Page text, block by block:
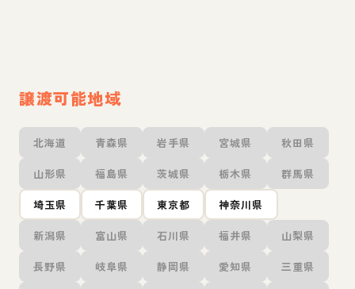
譲渡可能地域
北海道 青森県 岩手県 宮城県 秋田県
山形県 福島県 茨城県 栃木県 群馬県
埼玉県 千葉県 東京都 神奈川県
新潟県 富山県 石川県 福井県 山梨県
長野県 岐阜県 静岡県 愛知県 三重県